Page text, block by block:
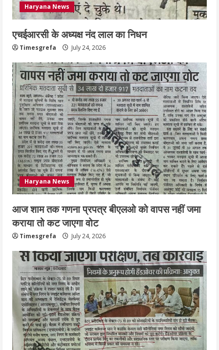
4
July 24, 2026
5
हाई-रिस्क इमारतों के ओसी में बड़ा बदलाव,
निजीविशेषज्ञों की रिपोर्ट पर भी मिलेगा
प्रमाणपत्र
July 24, 2026
Haryana News
एचईआरसी के अध्यक्ष नंद लाल का निधन
Timesgrefa July 24, 2026
Haryana News
आज शाम तक गणना प्रपत्र बीएलओ को वापस नहीं जमा
कराया तो कट जाएगा वोट
Timesgrefa July 24, 2026